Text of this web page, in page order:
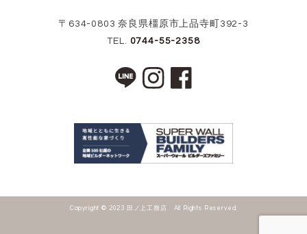
〒634-0803 奈良県橿原市上品寺町392-3
TEL. 0744-55-2358
Copyright © 2023 田ノ上工務店 All Rights Reserved.